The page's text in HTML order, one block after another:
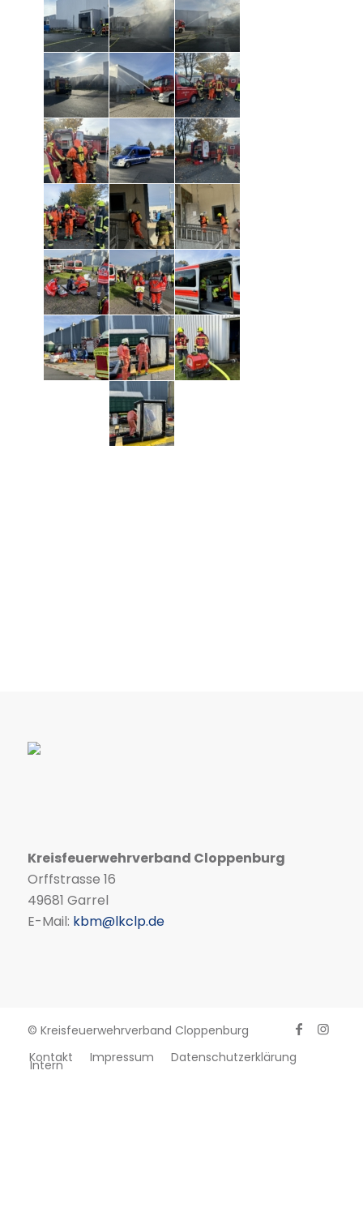
Kreisfeuerwehrverband Cloppenburg
Orffstrasse 16
49681 Garrel
E-Mail: kbm@lkclp.de
© Kreisfeuerwehrverband Cloppenburg
Kontakt
Impressum Datenschutzerklärung
Intern